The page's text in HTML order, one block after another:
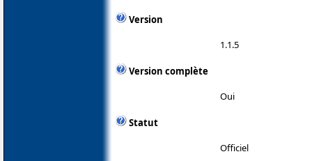
Version
1.1.5
Version complète
Oui
Statut
Officiel